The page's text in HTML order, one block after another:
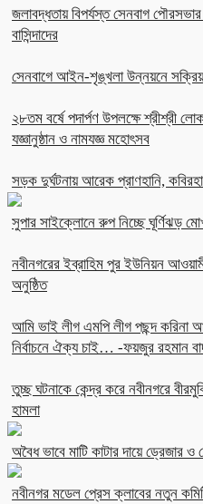
জলাবদ্ধতায় বিপর্যস্ত সেনবাগ
বাসিন্দাদের
সেনবাগে আইন-শৃঙ্খলা উন্নয়নে
২৮তম বর্ষে পদার্পণ উপলক্ষে শ্রীশ্রী
যজ্ঞানুষ্ঠান ও নামযজ্ঞ মহোৎসব
সড়ক দুর্ঘটনায় আরেক প্রাণহানি,
সুপার সাইক্লোনে রুপ নিচ্ছে ঘূর্ণিঝড়
নবীনগরের ইব্রাহিম পুর ইউনিয়ন
অনুষ্ঠিত
আমি ভাই লীগ এমপি লীগ পছন্দ করিনা
নির্বাচনে ঐক্য চাই… -ফয়জুর রহমান
তুচ্ছ ঘটনাকে কেন্দ্র করে নবীনগরে
হামলা
অবৈধ ভাবে মাটি কাটার দায়ে ড্রেজার
নবীনগর মডেল প্রেস ক্লাবের নতুন